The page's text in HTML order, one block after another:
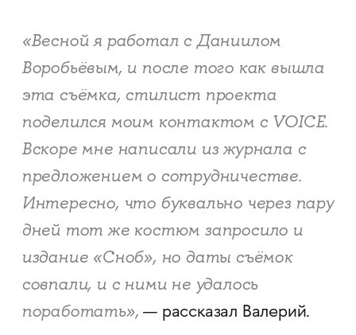
«Весной я работал с Даниилом
Воробьёвым, и после того как вышла
эта съёмка, стилист проекта
поделился моим контактом с VOICE.
Вскоре мне написали из журнала с
предложением о сотрудничестве.
Интересно, что буквально через пару
дней тот же костюм запросило и
издание «Сноб», но даты съёмок
совпали, и с ними не удалось
поработать»,— рассказал Валерий.